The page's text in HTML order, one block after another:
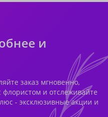
и
заказ мгновенно,
флористом и отслеживайте
- эксклюзивные акции и